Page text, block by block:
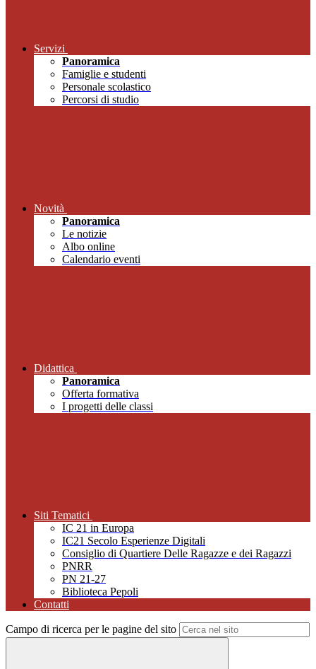
Servizi
Panoramica
Famiglie e studenti
Personale scolastico
Percorsi di studio
Novità
Panoramica
Le notizie
Albo online
Calendario eventi
Didattica
Panoramica
Offerta formativa
I progetti delle classi
Siti Tematici
IC 21 in Europa
IC21 Secolo Esperienze Digitali
Consiglio di Quartiere Delle Ragazze e dei Ragazzi
PNRR
PN 21-27
Biblioteca Pepoli
Contatti
Campo di ricerca per le pagine del sito